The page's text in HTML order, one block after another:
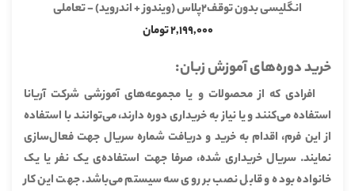
انگلیسی بدون توقف2پلاس (ویندوز + اندروید) - تعاملی
2,199,000 تومان
خرید دوره‌های آموزش زبان:
افرادی که از محصولات و یا مجموعه‌های آموزشی شرکت آریانا
استفاده می‌کنند و یا نیاز به خریداری دوره دارند، می‌توانند با استفاده
از این فرم، اقدام به خرید و دریافت شماره سریال جهت فعال‌سازی
نمایند. سریال خریداری شده، صرفا جهت استفاده‌ی یک نفر یا یک
خانواده بوده و قابل نصب بر روی سه سیستم می‌باشد. جهت این کار